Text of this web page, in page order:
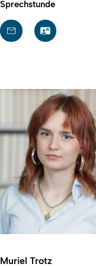
Sprechstunde
Muriel Trotz